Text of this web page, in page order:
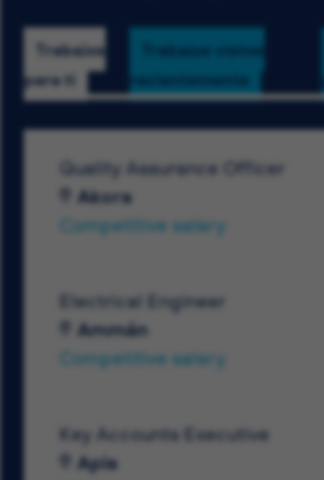
Trabajos
para ti
Trabajos vistos
recientemente
Quality Assurance Officer
Akora
Competitive salary
Electrical Engineer
Ammán
Competitive salary
Key Accounts Executive
Apia